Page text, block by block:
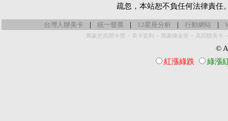
疏忽，本站恕不負任何法律責任
台灣人辦美卡 | 統一發票 | 12星座分析 | 行動網站 |
萬豪史高開卡禮 - 美卡套利 - 萬豪煉金術 - 高回饋美卡
©
紅漲綠跌
綠漲